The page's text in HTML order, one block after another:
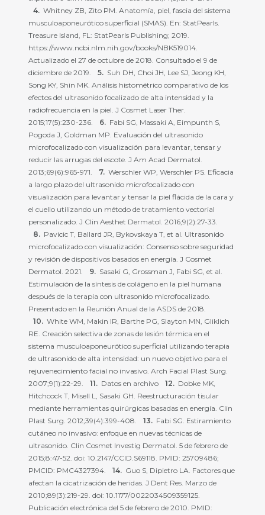
Whitney ZB, Zito PM. Anatomía, piel, fascia del sistema
musculoaponeurótico superficial (SMAS). En: StatPearls.
Treasure Island, FL: StatPearls Publishing; 2019.
https://www.ncbi.nlm.nih.gov/books/NBK519014.
Actualizado el 27 de octubre de 2018. Consultado el 9 de
diciembre de 2019.
Suh DH, Choi JH, Lee SJ, Jeong KH,
Song KY, Shin MK. Análisis histométrico comparativo de los
efectos del ultrasonido focalizado de alta intensidad y la
radiofrecuencia en la piel. J Cosmet Laser Ther.
2015;17(5):230-236.
Fabi SG, Massaki A, Eimpunth S,
Pogoda J, Goldman MP. Evaluación del ultrasonido
microfocalizado con visualización para levantar, tensar y
reducir las arrugas del escote. J Am Acad Dermatol.
2013;69(6):965-971.
Werschler WP, Werschler PS. Eficacia
a largo plazo del ultrasonido microfocalizado con
visualización para levantar y tensar la piel flácida de la cara y
el cuello utilizando un método de tratamiento vectorial
personalizado. J Clin Aesthet Dermatol. 2016;9(2):27-33.
Pavicic T, Ballard JR, Bykovskaya T, et al. Ultrasonido
microfocalizado con visualización: Consenso sobre seguridad
y revisión de dispositivos basados ​​en energía. J Cosmet
Dermatol. 2021.
Sasaki G, Grossman J, Fabi SG, et al.
Estimulación de la síntesis de colágeno en la piel humana
después de la terapia con ultrasonido microfocalizado.
Presentado en la Reunión Anual de la ASDS de 2018.
White WM, Makin IR, Barthe PG, Slayton MN, Gliklich
RE. Creación selectiva de zonas de lesión térmica en el
sistema musculoaponeurótico superficial utilizando terapia
de ultrasonido de alta intensidad: un nuevo objetivo para el
rejuvenecimiento facial no invasivo. Arch Facial Plast Surg.
2007;9(1):22-29.
Datos en archivo
Dobke MK,
Hitchcock T, Misell L, Sasaki GH. Reestructuración tisular
mediante herramientas quirúrgicas basadas en energía. Clin
Plast Surg. 2012;39(4):399-408.
Fabi SG. Estiramiento
cutáneo no invasivo: enfoque en nuevas técnicas de
ultrasonido. Clin Cosmet Investig Dermatol. 5 de febrero de
2015;8:47-52. doi: 10.2147/CCID.S69118. PMID: 25709486;
PMCID: PMC4327394.
Guo S, Dipietro LA. Factores que
afectan la cicatrización de heridas. J Dent Res. Marzo de
2010;89(3):219-29. doi: 10.1177/0022034509359125.
Publicación electrónica del 5 de febrero de 2010. PMID: